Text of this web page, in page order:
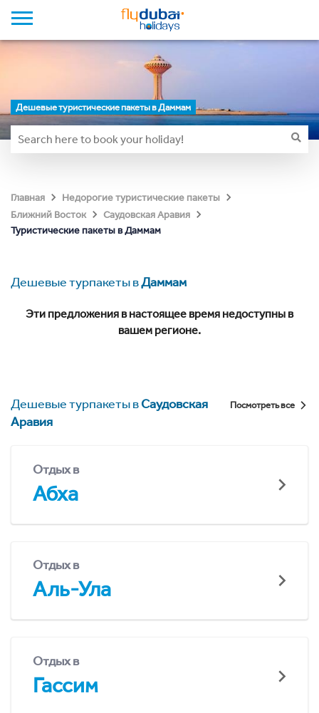
Дешевые туристические пакеты в Даммам
Главная
Недорогие туристические пакеты
Ближний Восток
Саудовская Аравия
Туристические пакеты в Даммам
Дешевые турпакеты вДаммам
Эти предложения в настоящее время недоступны в
вашем регионе.
Дешевые турпакеты вСаудовская
Аравия
Посмотреть все
Отдых в
Абха
Отдых в
Аль-Ула
Отдых в
Гассим